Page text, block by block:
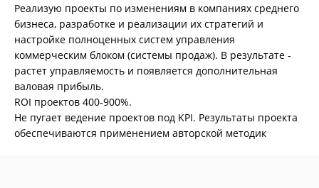
Реализую проекты по изменениям в компаниях среднего
бизнеса, разработке и реализации их стратегий и
настройке полноценных систем управления
коммерческим блоком (системы продаж). В результате -
растет управляемость и появляется дополнительная
валовая прибыль.
ROI проектов 400-900%.
Не пугает ведение проектов под KPI. Результаты проекта
обеспечиваются применением авторской методик